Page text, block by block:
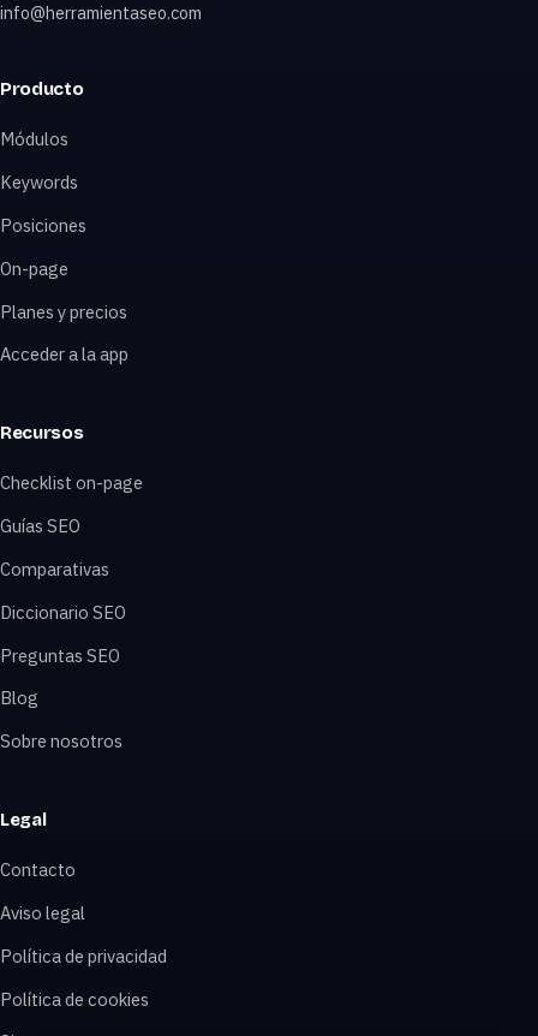
info@herramientaseo.com
Producto
Módulos
Keywords
Posiciones
On-page
Planes y precios
Acceder a la app
Recursos
Checklist on-page
Guías SEO
Comparativas
Diccionario SEO
Preguntas SEO
Blog
Sobre nosotros
Legal
Contacto
Aviso legal
Política de privacidad
Política de cookies